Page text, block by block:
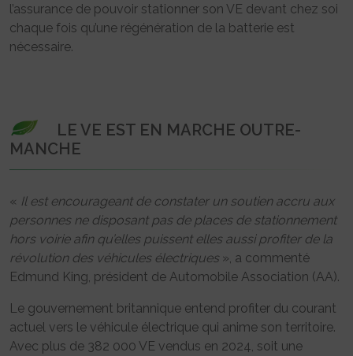
l’assurance de pouvoir stationner son VE devant chez soi
chaque fois qu’une régénération de la batterie est
nécessaire.
LE VE EST EN MARCHE OUTRE-
MANCHE
« Il est encourageant de constater un soutien accru aux
personnes ne disposant pas de places de stationnement
hors voirie afin qu’elles puissent elles aussi profiter de la
révolution des véhicules électriques», a commenté
Edmund King, président de Automobile Association (AA).
Le gouvernement britannique entend profiter du courant
actuel vers le véhicule électrique qui anime son territoire.
Avec plus de 382 000 VE vendus en 2024, soit une